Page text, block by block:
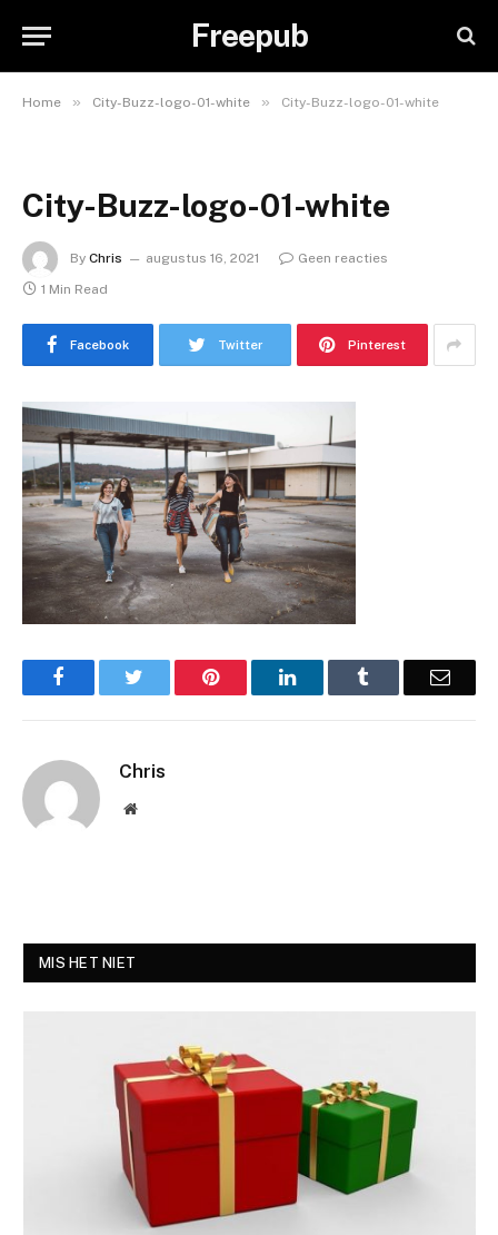
Freepub
Home » City-Buzz-logo-01-white » City-Buzz-logo-01-white
City-Buzz-logo-01-white
By Chris augustus 16, 2021
Geen reacties
1 Min Read
Facebook Twitter Pinterest
Facebook Pinterest LinkedIn Email
Chris
Website
MIS HET NIET